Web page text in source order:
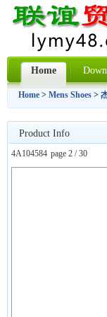
Home
Home > Mens Shoes >
Product Info
4A104584 page 2 / 30